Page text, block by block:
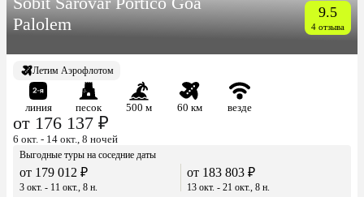
Palolem
9.5
4 отзыва
Летим Аэрофлотом
линия песок 500 м 60 км везде
от 176 137 ₽
6 окт. - 14 окт., 8 ночей
Выгодные туры на соседние даты
от 179 012 ₽
3 окт. - 11 окт., 8 н.
от 183 803 ₽
13 окт. - 21 окт., 8 н.